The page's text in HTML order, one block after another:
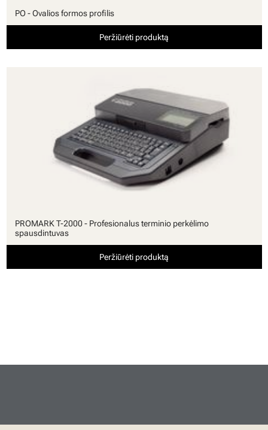
PO - Ovalios formos profilis
Peržiūrėti produktą
PROMARK T-2000 - Profesionalus terminio perkėlimo
spausdintuvas
Peržiūrėti produktą